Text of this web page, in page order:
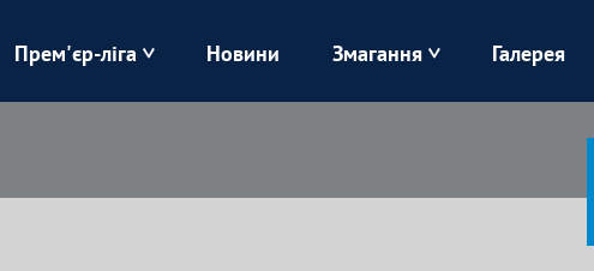
Колос
Прем'єр-ліга Новини Змагання Галерея